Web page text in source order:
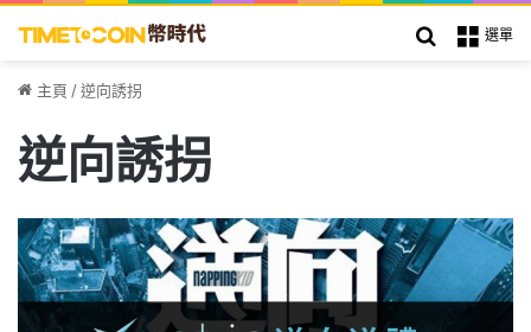
選單
搜索
主頁 /逆向誘拐
逆向誘拐